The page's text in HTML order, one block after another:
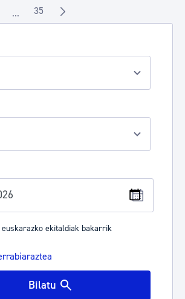
ekitaldiak bakarrik
Bilatu
...Intermediate Pages Use TAB to navigate.
Orrialdea
35